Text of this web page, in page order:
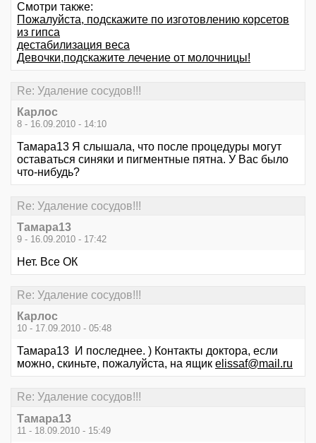
Смотри также:
Пожалуйста, подскажите по изготовлению корсетов
из гипса
дестабилизация веса
Девочки,подскажите лечение от молочницы!
Re: Удаление сосудов!!!
Карлос
8 - 16.09.2010 - 14:10
Тамара13 Я слышала, что после процедуры могут
оставаться синяки и пигментные пятна. У Вас было
что-нибудь?
Re: Удаление сосудов!!!
Тамара13
9 - 16.09.2010 - 17:42
Нет. Все ОК
Re: Удаление сосудов!!!
Карлос
10 - 17.09.2010 - 05:48
Тамара13 И последнее. ) Контакты доктора, если
можно, скиньте, пожалуйста, на ящик elissaf@mail.ru
Re: Удаление сосудов!!!
Тамара13
11 - 18.09.2010 - 15:49